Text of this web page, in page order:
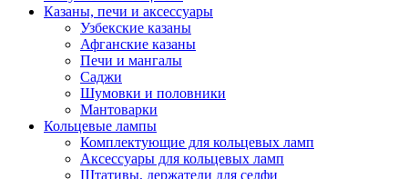
Казаны, печи и аксессуары
Узбекские казаны
Афганские казаны
Печи и мангалы
Саджи
Шумовки и половники
Мантоварки
Кольцевые лампы
Комплектующие для кольцевых ламп
Аксессуары для кольцевых ламп
Штативы, держатели для селфи